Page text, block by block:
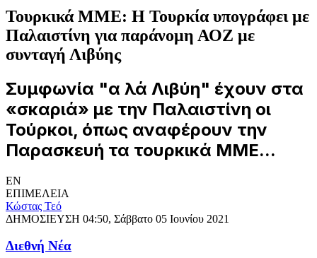
Τουρκικά ΜΜΕ: Η Τουρκία υπογράφει με
Παλαιστίνη για παράνομη ΑΟΖ με
συνταγή Λιβύης
Συμφωνία "α λά Λιβύη" έχουν στα
«σκαριά» με την Παλαιστίνη οι
Τούρκοι, όπως αναφέρουν την
Παρασκευή τα τουρκικά ΜΜΕ...
EN
ΕΠΙΜΕΛΕΙΑ
Κώστας Τεό
ΔΗΜΟΣΙΕΥΣΗ 04:50, Σάββατο 05 Ιουνίου 2021
Διεθνή Νέα